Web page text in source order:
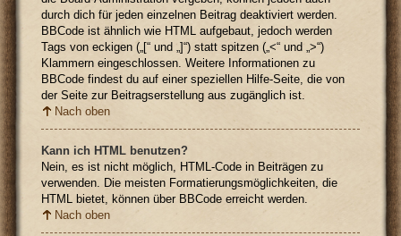
durch dich für jeden einzelnen Beitrag deaktiviert werden.
BBCode ist ähnlich wie HTML aufgebaut, jedoch werden
Tags von eckigen („[“ und „]“) statt spitzen („<“ und „>“)
Klammern eingeschlossen. Weitere Informationen zu
BBCode findest du auf einer speziellen Hilfe-Seite, die von
der Seite zur Beitragserstellung aus zugänglich ist.
Nach oben
Kann ich HTML benutzen?
Nein, es ist nicht möglich, HTML-Code in Beiträgen zu
verwenden. Die meisten Formatierungsmöglichkeiten, die
HTML bietet, können über BBCode erreicht werden.
Nach oben